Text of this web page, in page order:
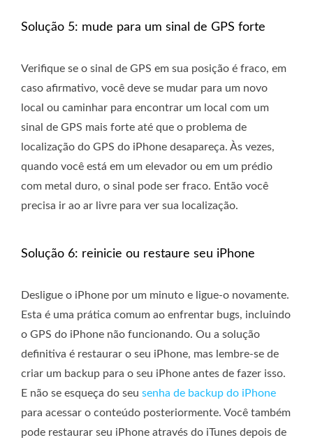
Solução 5: mude para um sinal de GPS forte
Verifique se o sinal de GPS em sua posição é fraco, em
caso afirmativo, você deve se mudar para um novo
local ou caminhar para encontrar um local com um
sinal de GPS mais forte até que o problema de
localização do GPS do iPhone desapareça. Às vezes,
quando você está em um elevador ou em um prédio
com metal duro, o sinal pode ser fraco. Então você
precisa ir ao ar livre para ver sua localização.
Solução 6: reinicie ou restaure seu iPhone
Desligue o iPhone por um minuto e ligue-o novamente.
Esta é uma prática comum ao enfrentar bugs, incluindo
o GPS do iPhone não funcionando. Ou a solução
definitiva é restaurar o seu iPhone, mas lembre-se de
criar um backup para o seu iPhone antes de fazer isso.
E não se esqueça do seu senha de backup do iPhone
para acessar o conteúdo posteriormente. Você também
pode restaurar seu iPhone através do iTunes depois de